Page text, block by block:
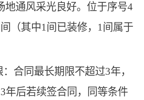
地通风采光良好。 位于序号4
（其中1间已装修，1间属于
合同最长期限不超过3年，
年后若续签合同，同等条件